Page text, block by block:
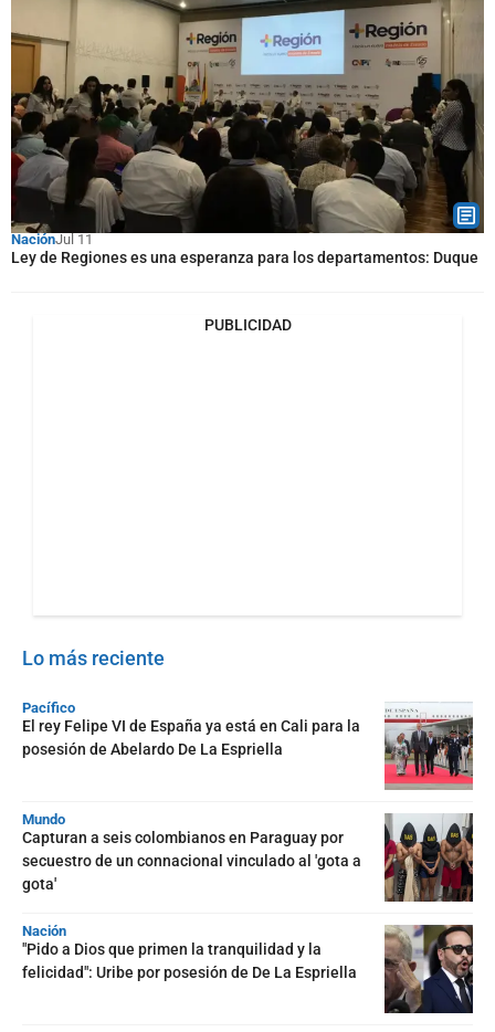
NaciónJul 11
Ley de Regiones es una esperanza para los departamentos: Duque
PUBLICIDAD
Lo más reciente
Pacífico
El rey Felipe VI de España ya está en Cali para la
posesión de Abelardo De La Espriella
Mundo
Capturan a seis colombianos en Paraguay por
secuestro de un connacional vinculado al 'gota a
gota'
Nación
"Pido a Dios que primen la tranquilidad y la
felicidad": Uribe por posesión de De La Espriella